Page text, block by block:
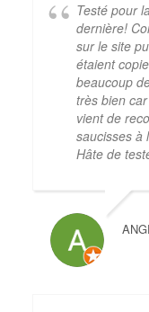
Testé pour
dernière!
sur le site
étaient
beaucoup
très bien
vient de
saucisses à
Hâte de